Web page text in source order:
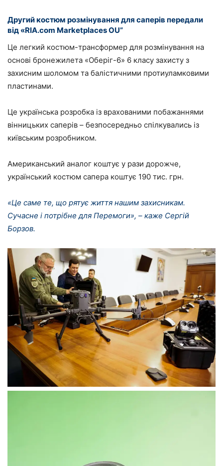
Другий костюм розмінування для саперів передали
від «RIA.com Marketplaces OU”
Це легкий костюм-трансформер для розмінування на
основі бронежилета «Оберіг-6» 6 класу захисту з
захисним шоломом та балістичними протиуламковими
пластинами.
Це українська розробка із врахованими побажаннями
вінницьких саперів – безпосередньо спілкувались із
київським розробником.
Американський аналог коштує у рази дорожче,
український костюм сапера коштує 190 тис. грн.
«Це саме те, що рятує життя нашим захисникам.
Сучасне і потрібне для Перемоги», – каже Сергій
Борзов.